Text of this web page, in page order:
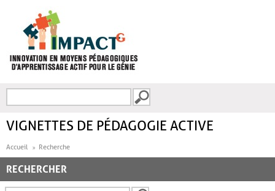
FORMULAIRE DE
VIGNETTES DE PÉDAGOGIE ACTIVE
Accueil Recherche
RECHERCHER